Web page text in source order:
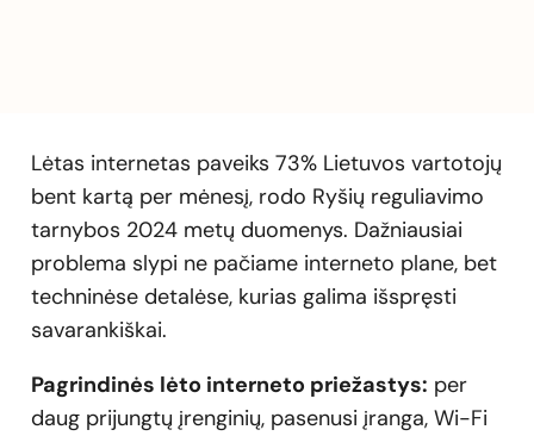
Lėtas internetas paveiks 73% Lietuvos vartotojų
bent kartą per mėnesį, rodo Ryšių reguliavimo
tarnybos 2024 metų duomenys. Dažniausiai
problema slypi ne pačiame interneto plane, bet
techninėse detalėse, kurias galima išspręsti
savarankiškai.
Pagrindinės lėto interneto priežastys: per
daug prijungtų įrenginių, pasenusi įranga, Wi-Fi